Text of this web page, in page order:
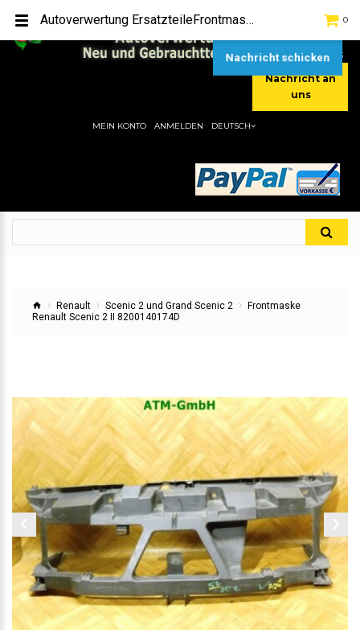
[+49] (0) 2232-5205
[+49] (0) 177 / 4080033
Nachricht an
uns
0
MEIN KONTO ANMELDEN DEUTSCH
Renault Scenic 2 und Grand Scenic 2
Frontmaske
Renault Scenic 2 II 8200140174D
Autoverwertung ErsatzteileFrontmaske Renault Scenic 2 II 8200140174DHier gibt es viele Autoersatzteile, günstigen Preise, gute Qualität
Nachricht schicken